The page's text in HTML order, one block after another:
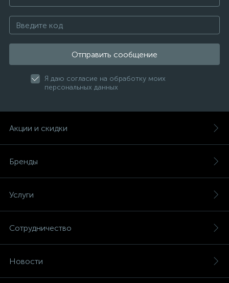
Отправить сообщение
Я даю согласие на обработку моих
персональных данных
Акции и скидки
Бренды
Услуги
Сотрудничество
Новости